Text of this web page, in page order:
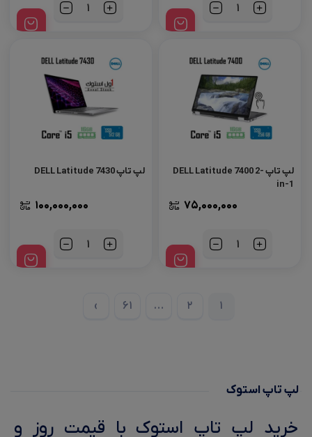
تعداد تعداد
لپ تاپ DELL Latitude 7400 2-
in-1
75,000,000
تعداد
لپ‌ تاپ DELL Latitude 7430
100,000,000
تعداد
1
2
…
61
›
لپ تاپ استوک
خرید لپ تاپ استوک با قیمت روز و